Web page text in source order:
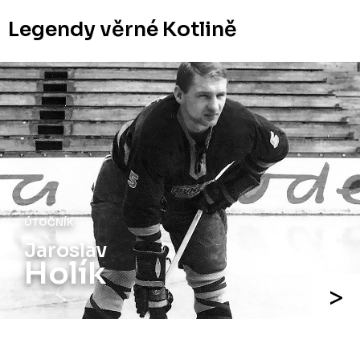
Legendy věrné Kotlině
ÚTOČNÍK
Jaroslav
Holík